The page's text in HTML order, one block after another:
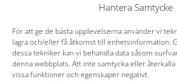
Hantera Samtycke
För att ge de bästa upplevelserna använder vi
lagra och/eller få åtkomst till enhetsinformation.
dessa tekniker kan vi behandla data såsom
denna webbplats. Att inte samtycka eller
vissa funktioner och egenskaper negativt.
something tasty to drink and
and this experience!
– Sarah D. -